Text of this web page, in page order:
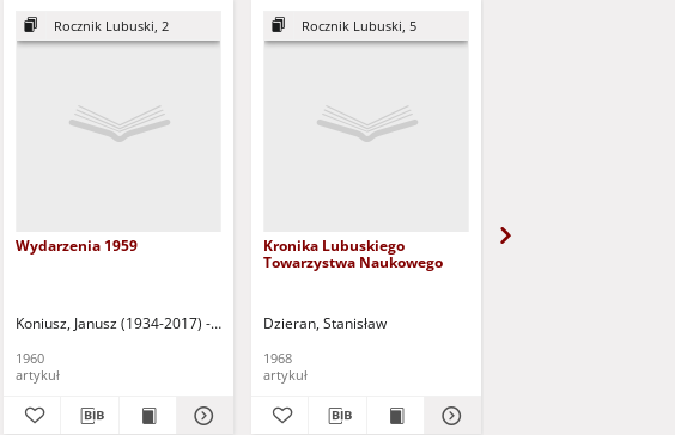
Pasterniak, Wojciech (1935-2018 ) - red.
Rocznik Lubuski, 2
Wydarzenia 1959
Koniusz, Janusz (1934-2017) - oprac.
1960
artykuł
Rocznik Lubuski, 5
Kronika Lubuskiego
Towarzystwa Naukowego
Dzieran, Stanisław
1968
artykuł